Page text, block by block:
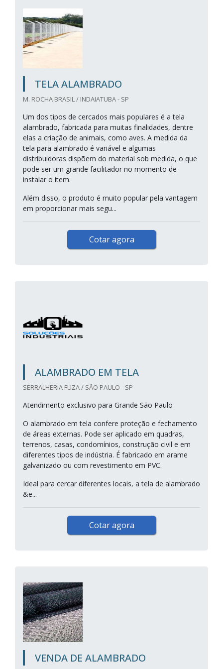
TELA ALAMBRADO
M. ROCHA BRASIL / INDAIATUBA - SP
Um dos tipos de cercados mais populares é a tela
alambrado, fabricada para muitas finalidades, dentre
elas a criação de animais, como aves. A medida da
tela para alambrado é variável e algumas
distribuidoras dispõem do material sob medida, o que
pode ser um grande facilitador no momento de
instalar o item.
Além disso, o produto é muito popular pela vantagem
em proporcionar mais segu...
Cotar agora
ALAMBRADO EM TELA
SERRALHERIA FUZA / SÃO PAULO - SP
Atendimento exclusivo para Grande São Paulo
O alambrado em tela confere proteção e fechamento
de áreas externas. Pode ser aplicado em quadras,
terrenos, casas, condomínios, construção civil e em
diferentes tipos de indústria. É fabricado em arame
galvanizado ou com revestimento em PVC.
Ideal para cercar diferentes locais, a tela de alambrado
&e...
Cotar agora
VENDA DE ALAMBRADO